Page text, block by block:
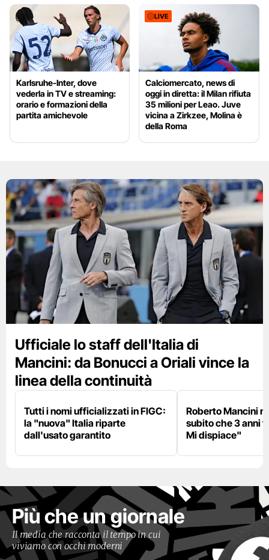
Karlsruhe-Inter, dove
vederla in TV e streaming:
orario e formazioni della
partita amichevole
LIVE
Calciomercato, news di
oggi in diretta: il Milan rifiuta
35 milioni per Leao. Juve
vicina a Zirkzee, Molina è
della Roma
Ufficiale lo staff dell'Italia di
Mancini: da Bonucci a Oriali vince la
linea della continuità
Tutti i nomi ufficializzati in FIGC:
la "nuova" Italia riparte
dall'usato garantito
Roberto Mancini
subito che 3 anni
Mi dispiace"
Più che un giornale
Il media che racconta il tempo in cui
viviamo con occhi moderni